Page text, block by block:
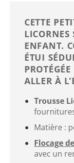
CETTE
LICORNES
ENFANT.
ÉTUI
ALLER À
Trousse
Matière :
Flocage
avec un